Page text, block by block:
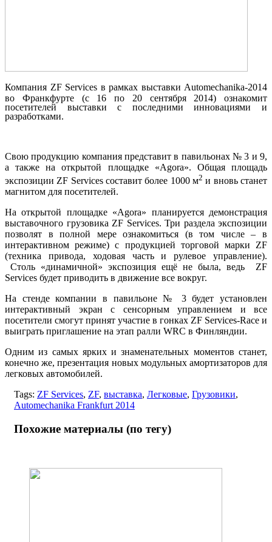
Компания ZF Services в рамках выставки Automechanika-2014
во Франкфурте (с 16 по 20 сентября 2014) ознакомит
посетителей выставки с последними инновациями и
разработками.
Свою продукцию компания представит в павильонах № 3 и 9,
а также на открытой площадке «Agora». Общая площадь
экспозиции ZF Services составит более 1000 м2 и вновь станет
магнитом для посетителей.
На открытой площадке «Agora» планируется демонстрация
выставочного грузовика ZF Services. Три раздела экспозиции
позволят в полной мере ознакомиться (в том числе – в
интерактивном режиме) с продукцией торговой марки ZF
(техника привода, ходовая часть и рулевое управление).
Столь «динамичной» экспозиция ещё не была, ведь ZF
Services будет приводить в движение все вокруг.
На стенде компании в павильоне № 3 будет установлен
интерактивный экран с сенсорным управлением и все
посетители смогут принят участие в гонках ZF Services-Race и
выиграть приглашение на этап ралли WRC в Финляндии.
Одним из самых ярких и знаменательных моментов станет,
конечно же, презентация новых модульных амортизаторов для
легковых автомобилей.
Tags: ZF Services, ZF, выставка, Легковые, Грузовики,
Automechanika Frankfurt 2014
Похожие материалы (по тегу)